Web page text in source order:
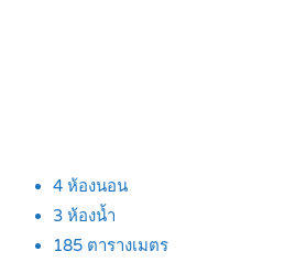
4 ห้องนอน
3 ห้องน้ำ
185 ตารางเมตร